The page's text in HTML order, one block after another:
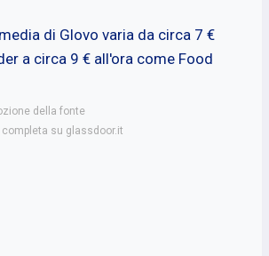
di Glovo varia da circa 7 €
a circa 9 € all'ora come Food
della fonte
su glassdoor.it